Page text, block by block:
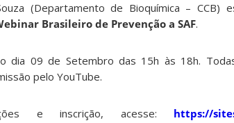
(Departamento de Bioquímica – CCB)
Brasileiro de Prevenção a SAF.
dia 09 de Setembro das 15h às 18h.
pelo YouTube.
e inscrição, acesse: https://